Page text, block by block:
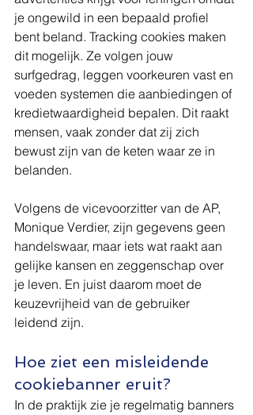
je ongewild in een bepaald profiel
bent beland. Tracking cookies maken
dit mogelijk. Ze volgen jouw
surfgedrag, leggen voorkeuren vast en
voeden systemen die aanbiedingen of
kredietwaardigheid bepalen. Dit raakt
mensen, vaak zonder dat zij zich
bewust zijn van de keten waar ze in
belanden.
Volgens de vicevoorzitter van de AP,
Monique Verdier, zijn gegevens geen
handelswaar, maar iets wat raakt aan
gelijke kansen en zeggenschap over
je leven. En juist daarom moet de
keuzevrijheid van de gebruiker
leidend zijn.
Hoe ziet een misleidende
cookiebanner eruit?
In de praktijk zie je regelmatig banners